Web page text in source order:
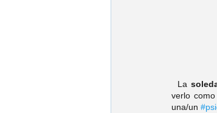
La
verlo
una/un